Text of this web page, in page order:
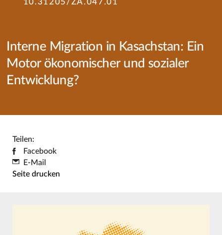
10.31205/ZA.047.01
Interne Migration in Kasachstan: Ein
Motor ökonomischer und sozialer
Entwicklung?
Teilen:
Facebook
E-Mail
Seite drucken